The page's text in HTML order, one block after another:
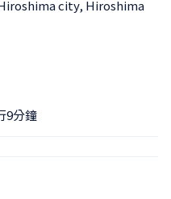
city, Hiroshima
9分鐘